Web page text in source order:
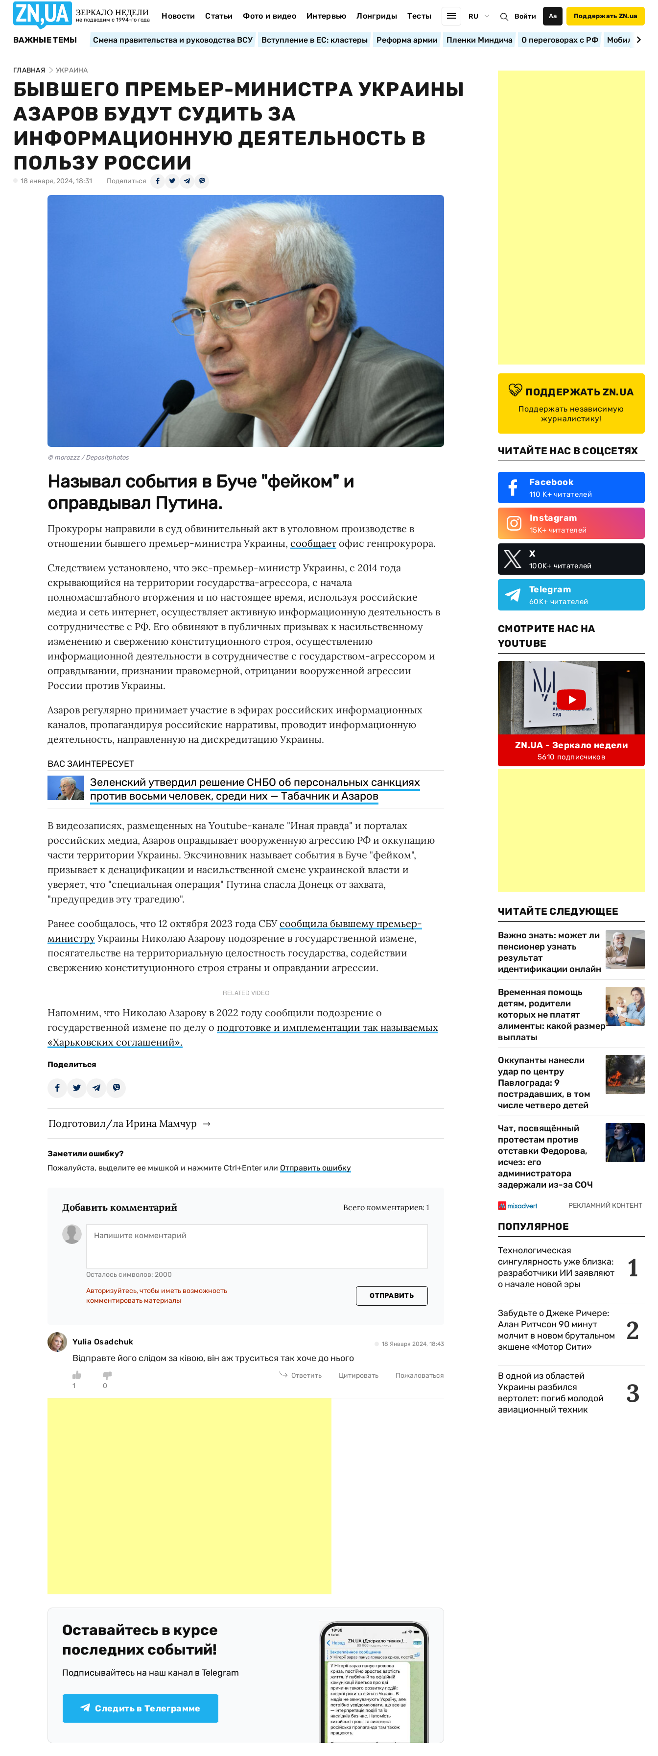
ЗЕРКАЛО НЕДЕЛИ
не подводим с 1994-го года Новости Статьи Фото и видео Интервью Лонгриды Тесты RU Войти Аа Поддержать ZN.ua
ВАЖНЫЕ ТЕМЫ Смена правительства и руководства ВСУ Вступление в ЕС: кластеры Реформа армии Пленки Миндича О переговорах с РФ
ГЛАВНАЯ УКРАИНА
БЫВШЕГО ПРЕМЬЕР-МИНИСТРА УКРАИНЫ
АЗАРОВ БУДУТ СУДИТЬ ЗА
ИНФОРМАЦИОННУЮ ДЕЯТЕЛЬНОСТЬ В
ПОЛЬЗУ РОССИИ
18 января, 2024, 18:31 Поделиться
© morozzz / Depositphotos
Называл события в Буче "фейком" и
оправдывал Путина.
Прокуроры направили в суд обвинительный акт в уголовном производстве в
отношении бывшего премьер-министра Украины, сообщает офис генпрокурора.
Следствием установлено, что экс-премьер-министр Украины, с 2014 года
скрывающийся на территории государства-агрессора, с начала
полномасштабного вторжения и по настоящее время, используя российские
медиа и сеть интернет, осуществляет активную информационную деятельность в
сотрудничестве с РФ. Его обвиняют в публичных призывах к насильственному
изменению и свержению конституционного строя, осуществлению
информационной деятельности в сотрудничестве с государством-агрессором и
оправдывании, признании правомерной, отрицании вооруженной агрессии
России против Украины.
Азаров регулярно принимает участие в эфирах российских информационных
каналов, пропагандируя российские нарративы, проводит информационную
деятельность, направленную на дискредитацию Украины.
ВАС ЗАИНТЕРЕСУЕТ
Зеленский утвердил решение СНБО об персональных санкциях
против восьми человек, среди них — Табачник и Азаров
В видеозаписях, размещенных на Youtube-канале "Иная правда" и порталах
российских медиа, Азаров оправдывает вооруженную агрессию РФ и оккупацию
части территории Украины. Эксчиновник называет события в Буче "фейком",
призывает к денацификации и насильственной смене украинской власти и
уверяет, что "специальная операция" Путина спасла Донецк от захвата,
"предупредив эту трагедию".
Ранее сообщалось, что 12 октября 2023 года СБУсообщила бывшему премьер-
министру Украины Николаю Азарову подозрение в государственной измене,
посягательстве на территориальную целостность государства, содействии
свержению конституционного строя страны и оправдании агрессии.
RELATED VIDEO
Напомним, что Николаю Азарову в 2022 году сообщили подозрение о
государственной измене по делу о подготовке и имплементации так называемых
«Харьковских соглашений».
Поделиться
Подготовил/ла Ирина Мамчур
Заметили ошибку?
Пожалуйста, выделите ее мышкой и нажмите Ctrl+Enter или Отправить ошибку
Добавить комментарий Всего комментариев:1
Осталось символов: 2000
Авторизуйтесь, чтобы иметь возможность
комментировать материалы
ОТПРАВИТЬ
Yulia Osadchuk 18 Января 2024, 18:43
Відправте його слідом за ківою, він аж труситься так хоче до нього
1 0
Ответить Цитировать Пожаловаться
Оставайтесь в курсе
последних событий!
Подписывайтесь на наш канал в Telegram
Следить в Телеграмме
ПОДДЕРЖАТЬ ZN.UA
Поддержать независимую
журналистику!
ЧИТАЙТЕ НАС В СОЦСЕТЯХ
Facebook
110 K+ читателей
Instagram
15K+ читателей
X
100K+ читателей
Telegram
60K+ читателей
СМОТРИТЕ НАС НА
YOUTUBE
ZN.UA - Зеркало недели
5610 подписчиков
ЧИТАЙТЕ СЛЕДУЮЩЕЕ
Важно знать: может ли
пенсионер узнать
результат
идентификации онлайн
Временная помощь
детям, родители
которых не платят
алименты: какой размер
выплаты
Оккупанты нанесли
удар по центру
Павлограда: 9
пострадавших, в том
числе четверо детей
Чат, посвящённый
протестам против
отставки Федорова,
исчез: его
администратора
задержали из-за СОЧ
ПОПУЛЯРНОЕ
1
Технологическая
сингулярность уже близка:
разработчики ИИ заявляют
о начале новой эры
2
Забудьте о Джеке Ричере:
Алан Ритчсон 90 минут
молчит в новом брутальном
экшене «Мотор Сити»
3
В одной из областей
Украины разбился
вертолет: погиб молодой
авиационный техник